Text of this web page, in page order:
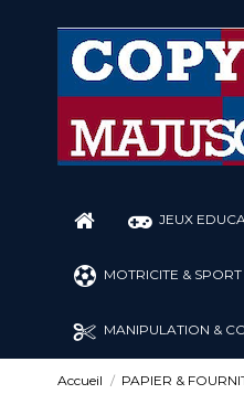
JEUX
MOTRICITE & SPORT
MANIPULATION &
Accueil PAPIER &